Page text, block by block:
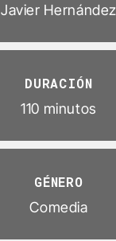
Javier Hernández
DURACIÓN
110 minutos
GÉNERO
Comedia